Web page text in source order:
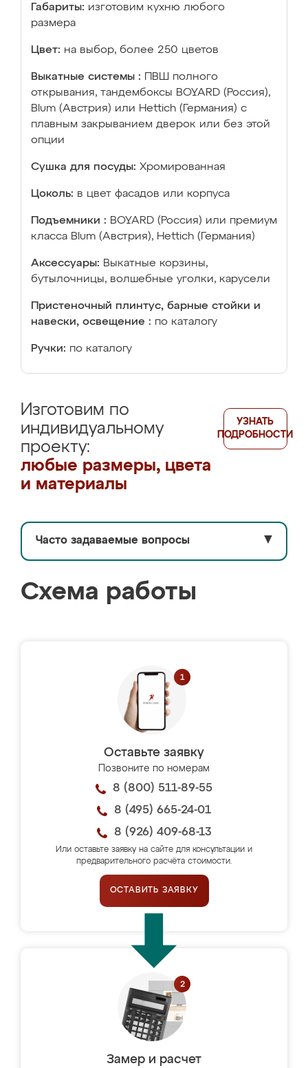
Габариты: изготовим кухню любого
размера
Цвет: на выбор, более 250 цветов
Выкатные системы :
ПВШ полного
открывания, тандембоксы BOYARD (Россия),
Blum (Австрия) или Hettich (Германия) с
плавным закрыванием дверок или без этой
опции
Сушка для посуды: Хромированная
Цоколь: в цвет фасадов или корпуса
Подъемники : BOYARD (Россия) или премиум
класса Blum (Австрия), Hettich (Германия)
Аксессуары: Выкатные корзины,
бутылочницы, волшебные уголки, карусели
Пристеночный плинтус, барные стойки и
навески, освещение : по каталогу
Ручки: по каталогу
Изготовим по
индивидуальному
проекту:
любые размеры, цвета
и материалы
УЗНАТЬ
ПОДРОБНОСТИ
Часто задаваемые вопросы ▼
Схема работы
Оставьте заявку
Позвоните по номерам
8 (800) 511-89-55
8 (495) 665-24-01
8 (926) 409-68-13
Или оставьте заявку на сайте для консультации и
предварительного расчёта стоимости.
ОСТАВИТЬ ЗАЯВКУ
Замер и расчет